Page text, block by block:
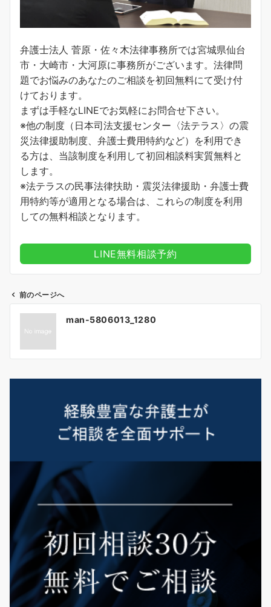
弁護士法人 菅原・佐々木法律事務所では宮城県仙台
市・大崎市・大河原に事務所がございます。法律問
題でお悩みのあなたのご相談を初回無料にて受け付
けております。
まずは手軽なLINEでお気軽にお問合せ下さい。
※他の制度（日本司法支援センター〈法テラス〉の震
災法律援助制度、弁護士費用特約など）を利用でき
る方は、当該制度を利用して初回相談料実質無料と
します。
※法テラスの民事法律扶助・震災法律援助・弁護士費
用特約等が適用となる場合は、これらの制度を利用
しての無料相談となります。
LINE無料相談予約
ビ
前のページへ
man-5806013_1280